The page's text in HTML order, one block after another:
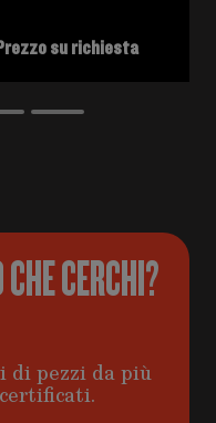
su richiesta
CERCHI?
di pezzi da più